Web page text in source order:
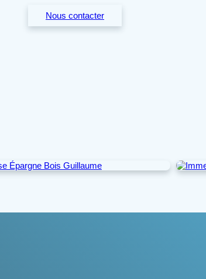
Nous contacter